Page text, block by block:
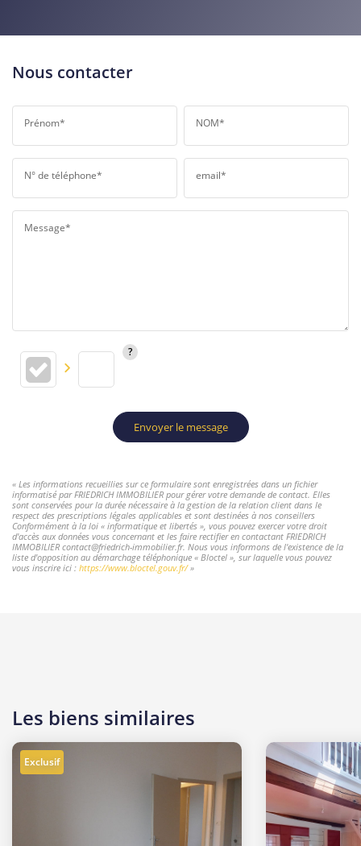
Nous contacter
Prénom* NOM*
N° de téléphone* email*
Message*
Envoyer le message
« Les informations recueillies sur ce formulaire sont enregistrées dans un fichier
informatisé par FRIEDRICH IMMOBILIER pour gérer votre demande de contact. Elles
sont conservées pour la durée nécessaire à la gestion de la relation client dans le
respect des prescriptions légales applicables et sont destinées à nos conseillers
Conformément à la loi « informatique et libertés », vous pouvez exercer votre droit
d'accès aux données vous concernant et les faire rectifier en contactant FRIEDRICH
IMMOBILIER contact@friedrich-immobilier.fr. Nous vous informons de l'existence de la
liste d'opposition au démarchage téléphonique « Bloctel », sur laquelle vous pouvez
vous inscrire ici : https://www.bloctel.gouv.fr/»
Les biens similaires
Exclusif